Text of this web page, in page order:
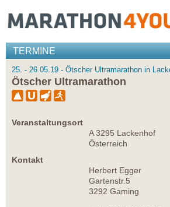
TERMINE
25. - 26.05.19 - Ötscher Ultramarathon in
Ötscher Ultramarathon
Veranstaltungsort
A 3295 Lackenhof
Österreich
Kontakt
Herbert Egger
Gartenstr.5
3292 Gaming